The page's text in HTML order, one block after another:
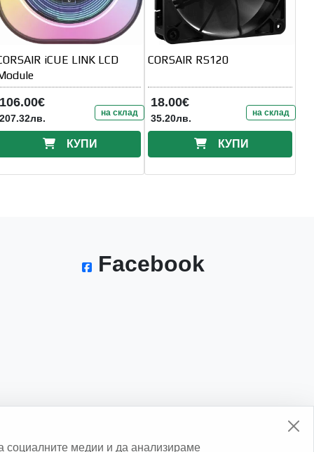
iCUE LINK LCD
106.00€
207.32лв. на склад
КУПИ
CORSAIR RS120
18.00€
35.20лв. на склад
КУПИ
Facebook
социалните медии и да анализираме